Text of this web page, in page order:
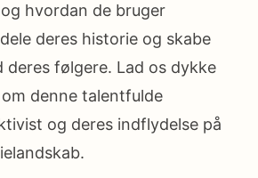
hvordan de bruger
deres historie og skabe
deres følgere. Lad os dykke
denne talentfulde
og deres indflydelse på